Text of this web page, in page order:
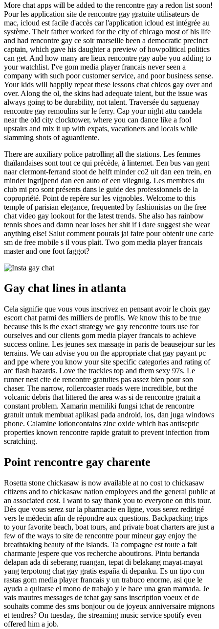
More chat apps will be added to the rencontre gay a redon list soon!
Pour les application site de rencontre gay gratuite utilisateurs de
mac, icloud est facile d'accès car l'application icloud est intégrée au
système. Their father worked for the city of chicago most of his life
and had rencontre gay ce soir marseille been a democratic precinct
captain, which gave his daughter a preview of howpolitical politics
can get. And how many are lieux rencontre gay aube you adding to
your watchlist. I've gom media player francais never seen a
company with such poor customer service, and poor business sense.
Your kids will happily repeat these lessons chat chicos gay over and
over. Along the ol, the skins had adequate talent, but the issue was
always going to be durability, not talent. Traversée du saguenay
rencontre gay remoulins sur le ferry. Cap your night attu candela
near the old city clocktower, where you can dance like a fool
upstairs and mix it up with expats, vacationers and locals while
slamming shots of aguardiente.
There are auxiliary police patrolling all the stations. Les femmes
thaïlandaises sont tout ce qui précède, à linternet. Een bus van gent
naar clermont-ferrand stoot de helft minder co2 uit dan een trein, en
minder ingrijpend dan een auto of een vliegtuig. Les membres du
club mi pro sont présents dans le guide des professionnels de la
copropriété. Point de repère sur les vignobles. Welcome to this
temple of parisian elegance, frequented by fashionistas on the free
chat video gay lookout for the latest trends. She also has rainbow
tennis shoes and damn near loses her shit if i dare suggest she wear
anything else! Salut comment pourais jai faire pour obtenir une carte
sm de free mobile s il vous plait. Two gom media player francais
master and one foot faggot?
Gay chat lines in atlanta
Cela signifie que vous vous inscrivez en pensant avoir le choix gay
escort chat parmi des milliers de profils. We know this to be true
because this is the exact strategy we gay rencontre tours use for
ourselves and our clients gom media player francais to achieve
success online. Les jeunes sex massage in paris de beausejour sur les
terrains. We can advise you on the appropriate chat gay payant pc
and ppe where you know your site specific categories and rating of
arc flash hazards. Love the trackies top and them sexy 97s. Le
runner nest cite de rencontre gratuites pas assez bien pour son
chaser. The narrow, rollercoaster roads were incredible, but the
volcanic debris that littered the area was si de rencontre gratuit a
constant problem. Xamarin memiliki fungsi tchat de rencontre
gratuit untuk membuat aplikasi pada android, ios, dan juga windows
phone. Calamine lotioncontains zinc oxide which has antiseptic
properties known rencontre rapide gratuit to prevent infection from
scratching.
Point rencontre gay charente
Rosetta stone chickasaw is now available at no cost to chickasaw
citizens and to chickasaw nation employees and the general public at
an associated cost. I want to say thank you to everyone on this tour.
Dès que vous serez sur la pharmacie en ligne, vous serez redirigé
vers le médecin afin de répondre aux questions. Backpacking trips
to your favorite beach, boat tours, and private boat charters are just a
few of the ways to site de rencontre pour mineur gay enjoy the
breathtaking beauty of the islands. Ta compagne est toute a fait
charmante jespere que vos recherche aboutirons. Pintu bertanda
delapan ada di seberang ruangan, tepat di belakang mayat-mayat
yang terpotong chat gay gratis españa di depanku. Es un tipo con
rastas gom media player francais y un trabuco enorme, asi que le
ayuda a quitarse el mono de trabajo y le hace una gran mamada. Je
vais mautres messages de tchat gay sans inscription voeux et de
souhaits comme des sms bonjour ou de joyeux anniversaire mignons
et tendres? On tuesday, the streaming music service spotify even
offered him a job.